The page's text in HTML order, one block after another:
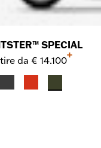
SPECIAL
da € 14.100
+